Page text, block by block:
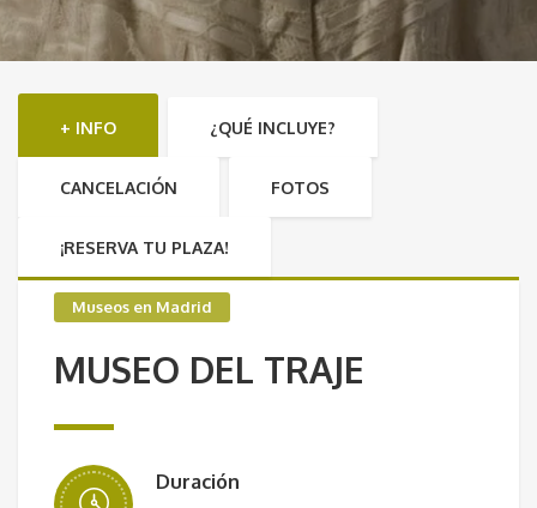
+ INFO ¿QUÉ INCLUYE?
CANCELACIÓN FOTOS
¡RESERVA TU PLAZA!
Museos en Madrid
MUSEO DEL TRAJE
Duración